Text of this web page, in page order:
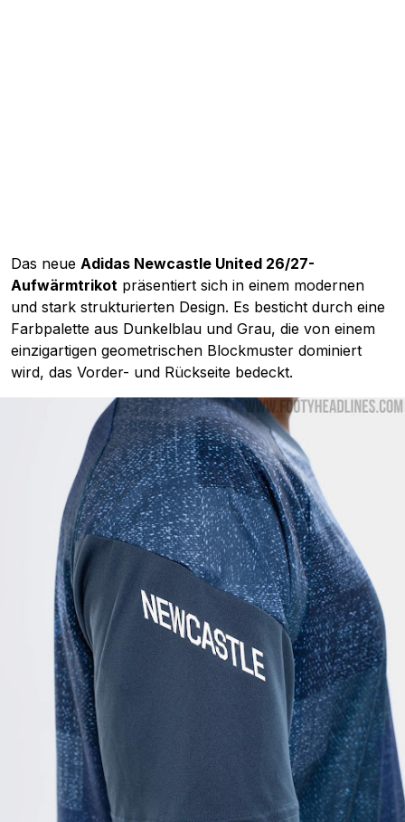
Das neue Adidas Newcastle United 26/27-
Aufwärmtrikot präsentiert sich in einem modernen
und stark strukturierten Design. Es besticht durch eine
Farbpalette aus Dunkelblau und Grau, die von einem
einzigartigen geometrischen Blockmuster dominiert
wird, das Vorder- und Rückseite bedeckt.